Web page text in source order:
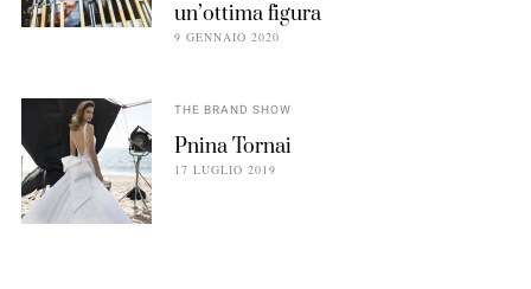
un’ottima figura
9 GENNAIO 2020
THE BRAND SHOW
Pnina Tornai
17 LUGLIO 2019